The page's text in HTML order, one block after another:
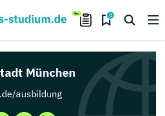
0
München
ausbildung